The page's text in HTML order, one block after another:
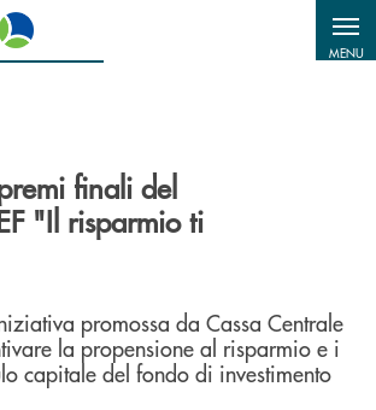
MENU
finali del
"Il risparmio ti
promossa da Cassa Centrale
la propensione al risparmio e i
capitale del fondo di investimento